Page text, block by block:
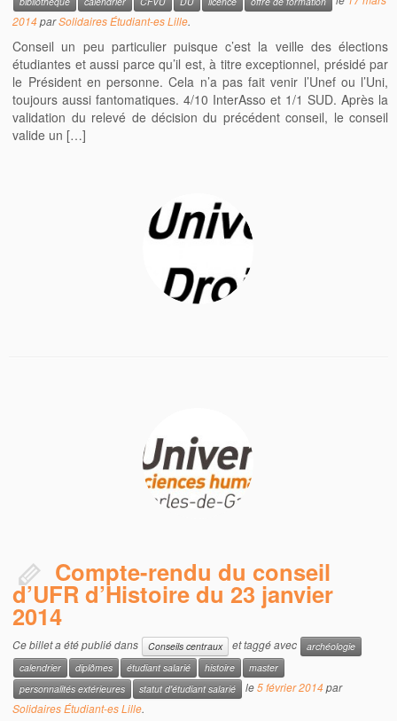
2014parSolidaires Étudiant-es Lille.
Conseil un peu particulier puisque c’est la veille des élections
étudiantes et aussi parce qu’il est, à titre exceptionnel, présidé par
le Président en personne. Cela n’a pas fait venir l’Unef ou l’Uni,
toujours aussi fantomatiques. 4/10 InterAsso et 1/1 SUD. Après la
validation du relevé de décision du précédent conseil, le conseil
valide un […]
Compte-rendu du conseil
d’UFR d’Histoire du 23 janvier
2014
Ce billet a été publié dans Conseils centraux et taggé avec
archéologie
calendrier
diplômes étudiant salarié histoire
master
personnalités extérieures
statut d'étudiant salarié le5 février 2014par
Solidaires Étudiant-es Lille.